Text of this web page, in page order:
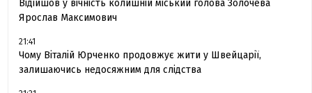
Відійшов у вічність колишній міський голова Золочева
Ярослав Максимович
21:41
Чому Віталій Юрченко продовжує жити у Швейцарії,
залишаючись недосяжним для слідства